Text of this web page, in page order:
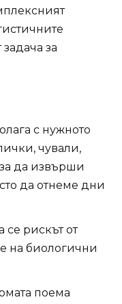
за
с нужното
чували,
да извърши
да отнеме дни
рискът от
на биологични
поема